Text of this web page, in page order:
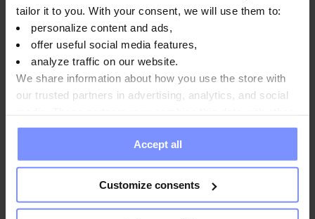
tailor it to you. With your consent, we will use them to:
personalize content and ads,
offer useful social media features,
analyze traffic on our website.
We share information about how you use the store with
our trusted partners in advertising, analytics, and social
information you have provided to them or that they have
collected when you use their services. Do you agree?
Accept all
Customize consents
Inserisci il tuo indirizzo email
Iscrizione
Acconsento al trattamento dei dati secondo la
informativa sulla privacy